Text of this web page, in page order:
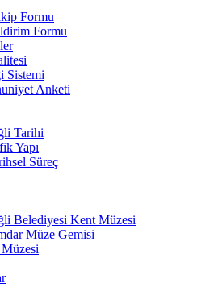
Formu
Formu
Sistemi
Anketi
Tarihi
Yapı
Süreç
Belediyesi Kent Müzesi
Müze Gemisi